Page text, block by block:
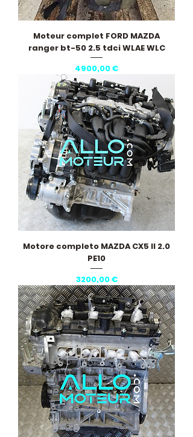
Moteur complet FORD MAZDA
ranger bt-50 2.5 tdci WLAE WLC
Prezzo
4900,00 €
Motore completo MAZDA CX5 II 2.0
PE10
Prezzo
3200,00 €